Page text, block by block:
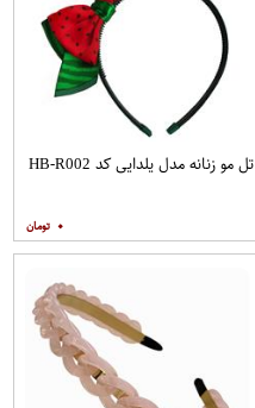
تل مو زنانه مدل یلدایی کد HB-R002
۰